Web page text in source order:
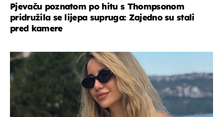
Pjevaču poznatom po hitu s Thompsonom
pridružila se lijepa supruga: Zajedno su stali
pred kamere